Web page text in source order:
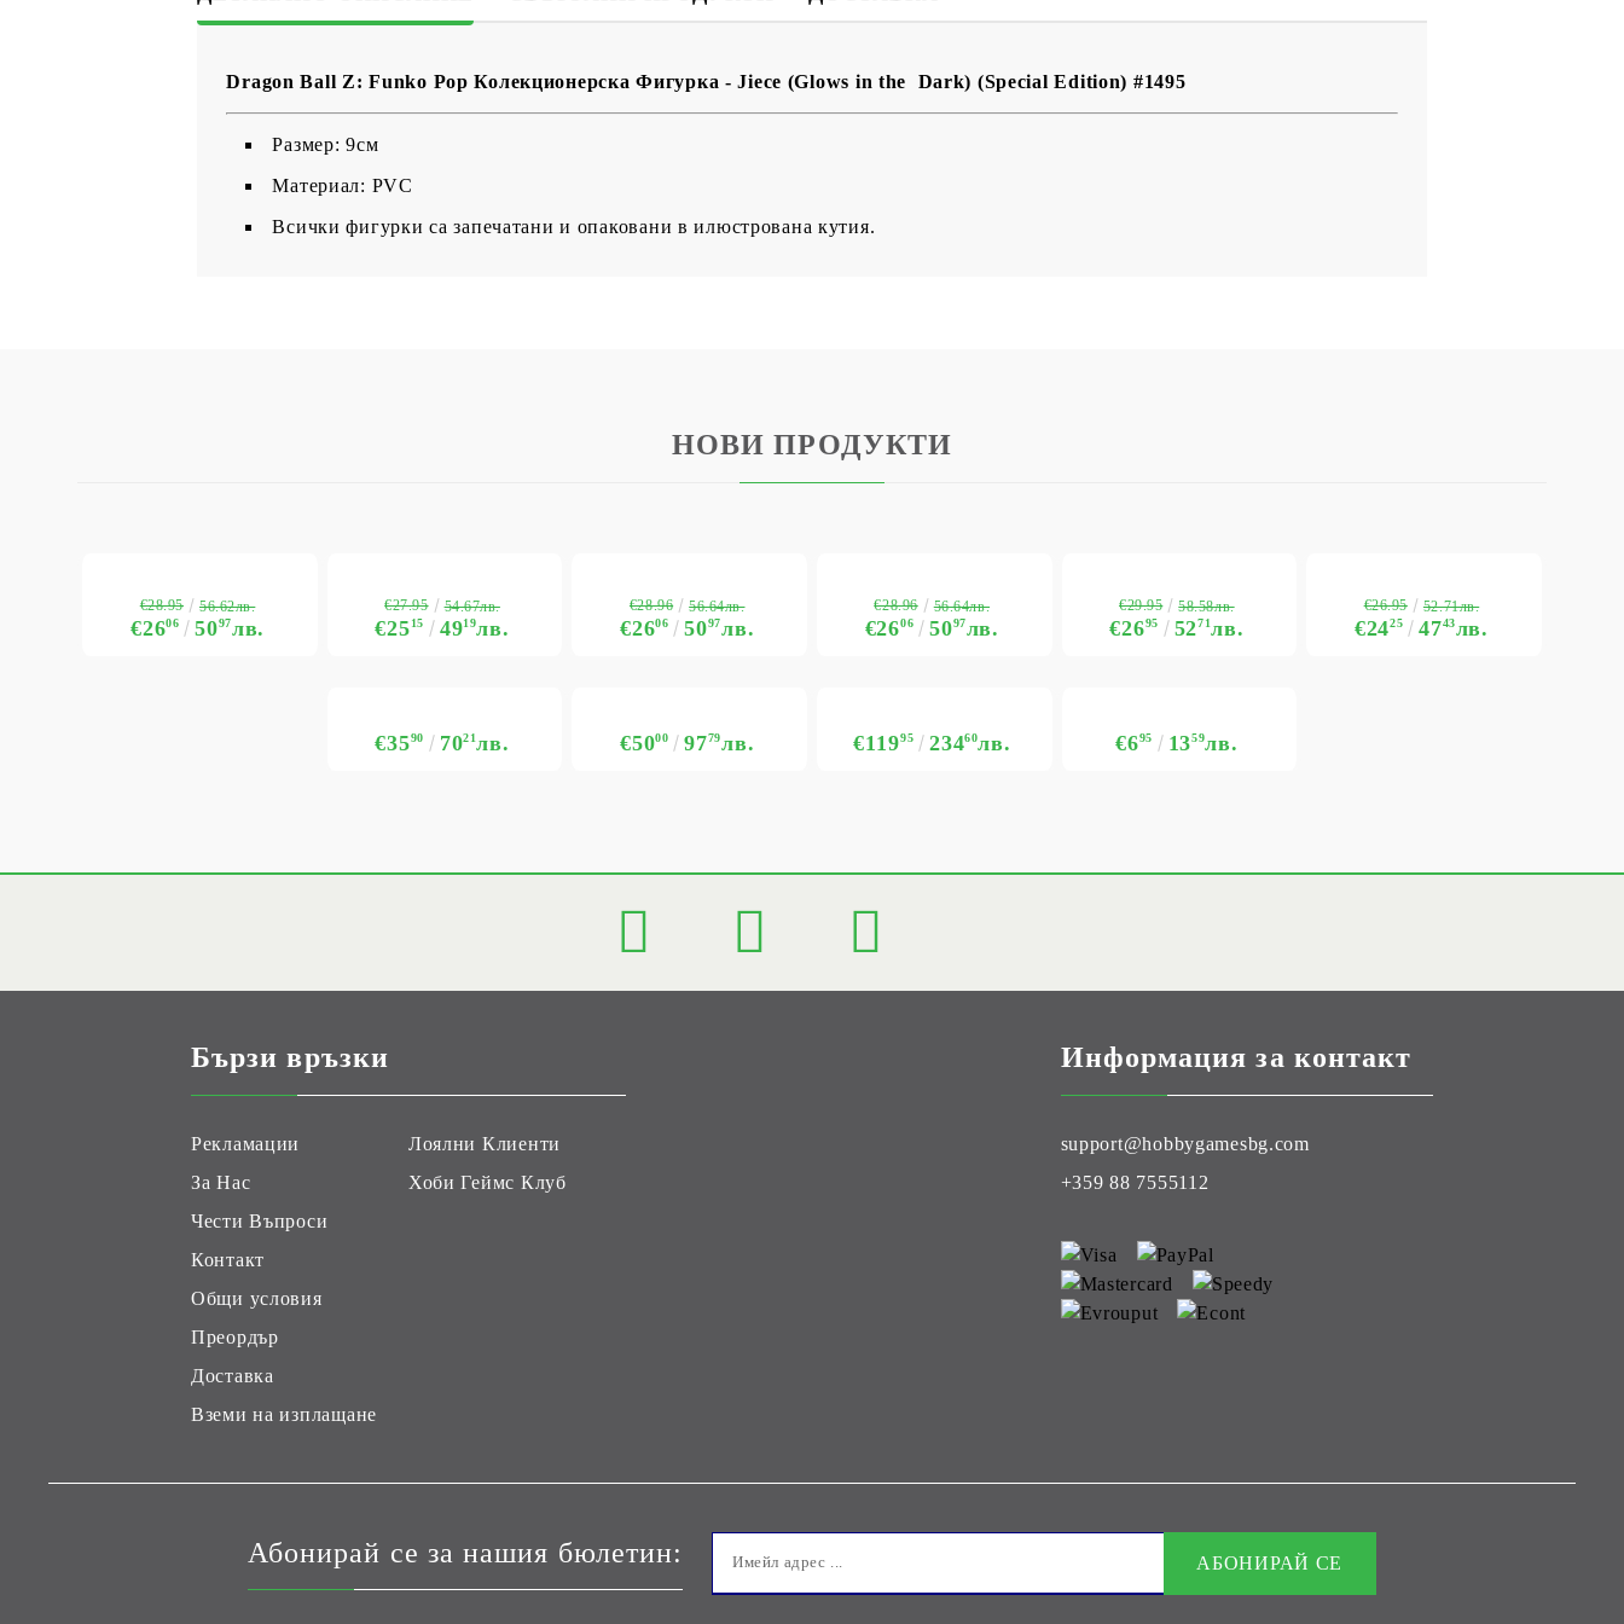
Dragon Ball Z: Funko Pop Колекционерска Фигурка - Jiece (Glows in the Dark) (Special Edition) #1495
Размер: 9см
Материал: PVC
Всички фигурки са запечатани и опаковани в илюстрована кутия.
НОВИ ПРОДУКТИ
€2606 5097лв.
€28.95 56.62лв.
€2515 4919лв.
€27.95 54.67лв.
€2606 5097лв.
€28.96 56.64лв.
€2606 5097лв.
€28.96 56.64лв.
€2695 5271лв.
€29.95 58.58лв.
€2425 4743лв.
€26.95 52.71лв.
€3590 7021лв. €5000 9779лв. €11995 23460лв. €695 1359лв.
Бързи връзки
Рекламации
За Нас
Чести Въпроси
Контакт
Общи условия
Преордър
Доставка
Вземи на изплащане
Лоялни Клиенти
Хоби Геймс Клуб
Информация за контакт
support@hobbygamesbg.com
+359 88 7555112
Абонирай се за нашия бюлетин: